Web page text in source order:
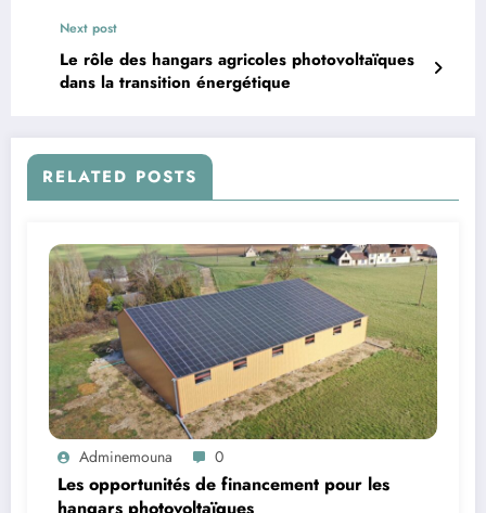
Next post
Le rôle des hangars agricoles photovoltaïques
dans la transition énergétique
RELATED POSTS
Adminemouna 0
Les opportunités de financement pour les
hangars photovoltaïques